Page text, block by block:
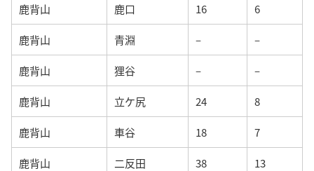
鹿背山 鹿口 16 6
鹿背山 青淵 – –
鹿背山 狸谷 – –
鹿背山 立ケ尻 24 8
鹿背山 車谷 18 7
鹿背山 二反田 38 13